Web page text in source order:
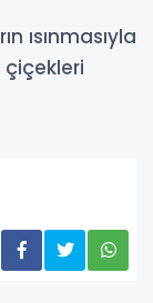
ısınmasıyla